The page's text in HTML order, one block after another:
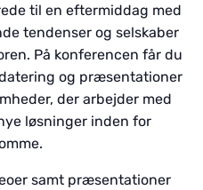
til en eftermiddag med
tendenser og selskaber
På konferencen får du
og præsentationer
der arbejder med
løsninger inden for
samt præsentationer